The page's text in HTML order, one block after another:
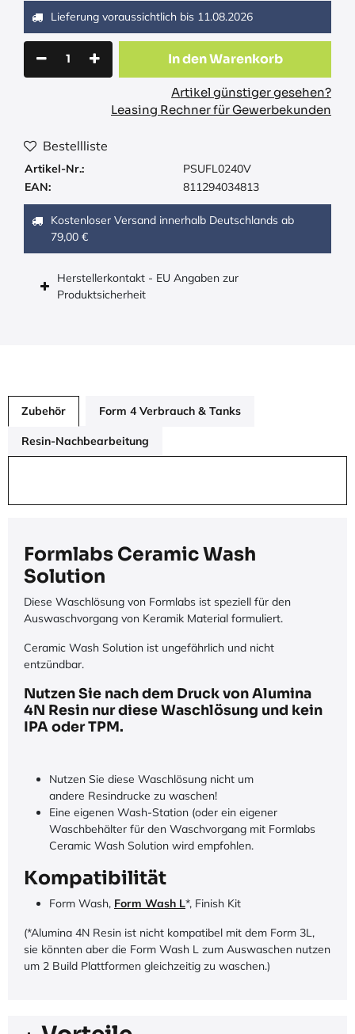
Lieferung voraussichtlich bis 11.08.2026
In den Warenkorb
Artikel günstiger gesehen?
Leasing Rechner für Gewerbekunden
Bestellliste
Artikel-Nr.:
PSUFL0240V
EAN:
811294034813
Kostenloser Versand innerhalb Deutschlands ab
79,00 €
Herstellerkontakt - EU Angaben zur
Produktsicherheit
Zubehör Form 4 Verbrauch & Tanks
Resin-Nachbearbeitung
Formlabs Ceramic Wash
Solution
Diese Waschlösung von Formlabs ist speziell für den
Auswaschvorgang von Keramik Material formuliert.
Ceramic Wash Solution ist ungefährlich und nicht
entzündbar.
Nutzen Sie nach dem Druck von Alumina
4N Resin nur diese Waschlösung und kein
IPA oder TPM.
Nutzen Sie diese Waschlösung nicht um
andere Resindrucke zu waschen!
Eine eigenen Wash-Station (oder ein eigener
Waschbehälter für den Waschvorgang mit Formlabs
Ceramic Wash Solution wird empfohlen.
Kompatibilität
Form Wash, Form Wash L*, Finish Kit
(*Alumina 4N Resin ist nicht kompatibel mit dem Form 3L,
sie könnten aber die Form Wash L zum Auswaschen nutzen
um 2 Build Plattformen gleichzeitig zu waschen.)